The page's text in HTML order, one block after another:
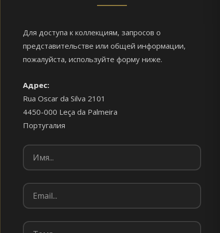
Для доступа к коллекциям, запросов о
представительстве или общей информации,
пожалуйста, используйте форму ниже.
Адрес:
Rua Oscar da Silva 2101
4450-000 Leça da Palmeira
Португалия